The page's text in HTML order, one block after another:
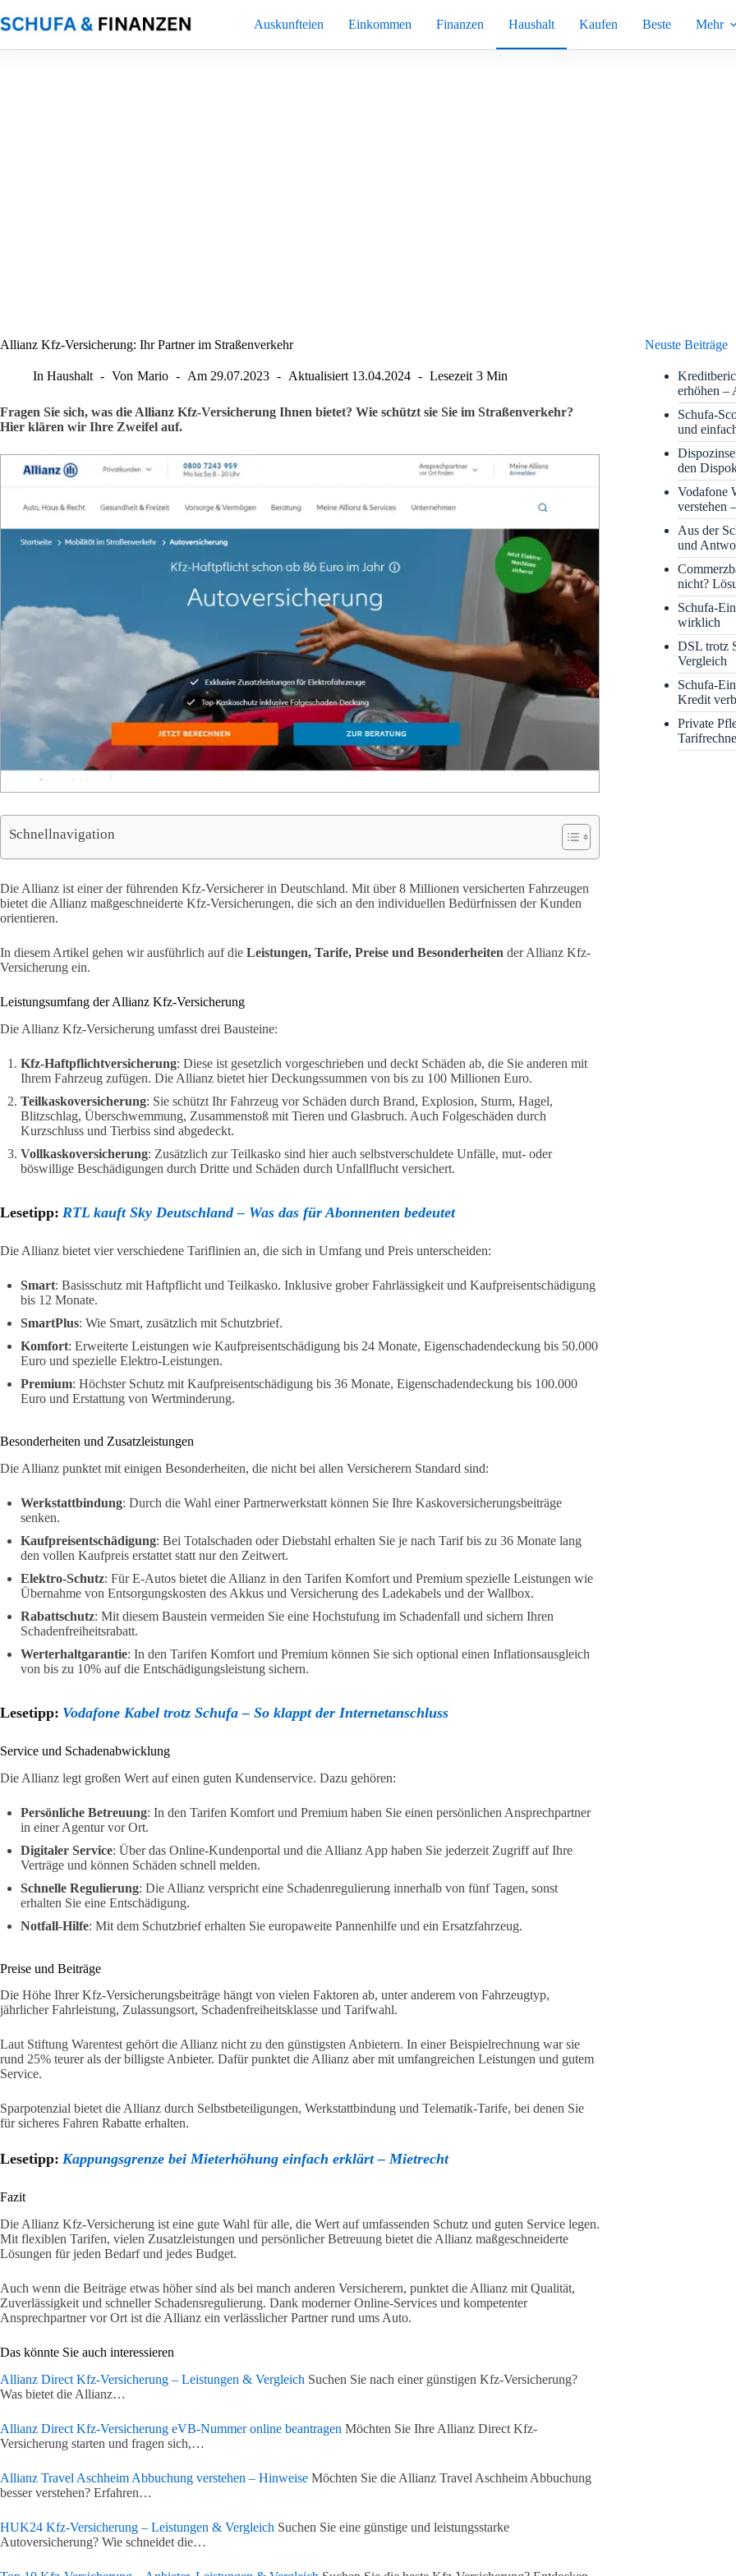
Inhalt
springen
Auskunfteien Einkommen Finanzen Haushalt Kaufen Beste Mehr
Allianz Kfz-Versicherung: Ihr Partner im Straßenverkehr
In Haushalt Von Mario Am 29.07.2023 Aktualisiert 13.04.2024 Lesezeit 3 Min
Fragen Sie sich, was die Allianz Kfz-Versicherung Ihnen bietet? Wie schützt sie Sie im Straßenverkehr?
Hier klären wir Ihre Zweifel auf.
Schnellnavigation
Die Allianz ist einer der führenden Kfz-Versicherer in Deutschland. Mit über 8 Millionen versicherten Fahrzeugen
bietet die Allianz maßgeschneiderte Kfz-Versicherungen, die sich an den individuellen Bedürfnissen der Kunden
orientieren.
In diesem Artikel gehen wir ausführlich auf die Leistungen, Tarife, Preise und Besonderheiten der Allianz Kfz-
Versicherung ein.
Leistungsumfang der Allianz Kfz-Versicherung
Die Allianz Kfz-Versicherung umfasst drei Bausteine:
Kfz-Haftpflichtversicherung: Diese ist gesetzlich vorgeschrieben und deckt Schäden ab, die Sie anderen mit
Ihrem Fahrzeug zufügen. Die Allianz bietet hier Deckungssummen von bis zu 100 Millionen Euro.
Teilkaskoversicherung: Sie schützt Ihr Fahrzeug vor Schäden durch Brand, Explosion, Sturm, Hagel,
Blitzschlag, Überschwemmung, Zusammenstoß mit Tieren und Glasbruch. Auch Folgeschäden durch
Kurzschluss und Tierbiss sind abgedeckt.
Vollkaskoversicherung: Zusätzlich zur Teilkasko sind hier auch selbstverschuldete Unfälle, mut- oder
böswillige Beschädigungen durch Dritte und Schäden durch Unfallflucht versichert.
Lesetipp: RTL kauft Sky Deutschland – Was das für Abonnenten bedeutet
Die Allianz bietet vier verschiedene Tariflinien an, die sich in Umfang und Preis unterscheiden:
Smart: Basisschutz mit Haftpflicht und Teilkasko. Inklusive grober Fahrlässigkeit und Kaufpreisentschädigung
bis 12 Monate.
SmartPlus: Wie Smart, zusätzlich mit Schutzbrief.
Komfort: Erweiterte Leistungen wie Kaufpreisentschädigung bis 24 Monate, Eigenschadendeckung bis 50.000
Euro und spezielle Elektro-Leistungen.
Premium: Höchster Schutz mit Kaufpreisentschädigung bis 36 Monate, Eigenschadendeckung bis 100.000
Euro und Erstattung von Wertminderung.
Besonderheiten und Zusatzleistungen
Die Allianz punktet mit einigen Besonderheiten, die nicht bei allen Versicherern Standard sind:
Werkstattbindung: Durch die Wahl einer Partnerwerkstatt können Sie Ihre Kaskoversicherungsbeiträge
senken.
Kaufpreisentschädigung: Bei Totalschaden oder Diebstahl erhalten Sie je nach Tarif bis zu 36 Monate lang
den vollen Kaufpreis erstattet statt nur den Zeitwert.
Elektro-Schutz: Für E-Autos bietet die Allianz in den Tarifen Komfort und Premium spezielle Leistungen wie
Übernahme von Entsorgungskosten des Akkus und Versicherung des Ladekabels und der Wallbox.
Rabattschutz: Mit diesem Baustein vermeiden Sie eine Hochstufung im Schadenfall und sichern Ihren
Schadenfreiheitsrabatt.
Werterhaltgarantie: In den Tarifen Komfort und Premium können Sie sich optional einen Inflationsausgleich
von bis zu 10% auf die Entschädigungsleistung sichern.
Lesetipp: Vodafone Kabel trotz Schufa – So klappt der Internetanschluss
Service und Schadenabwicklung
Die Allianz legt großen Wert auf einen guten Kundenservice. Dazu gehören:
Persönliche Betreuung: In den Tarifen Komfort und Premium haben Sie einen persönlichen Ansprechpartner
in einer Agentur vor Ort.
Digitaler Service: Über das Online-Kundenportal und die Allianz App haben Sie jederzeit Zugriff auf Ihre
Verträge und können Schäden schnell melden.
Schnelle Regulierung: Die Allianz verspricht eine Schadenregulierung innerhalb von fünf Tagen, sonst
erhalten Sie eine Entschädigung.
Notfall-Hilfe: Mit dem Schutzbrief erhalten Sie europaweite Pannenhilfe und ein Ersatzfahrzeug.
Preise und Beiträge
Die Höhe Ihrer Kfz-Versicherungsbeiträge hängt von vielen Faktoren ab, unter anderem von Fahrzeugtyp,
jährlicher Fahrleistung, Zulassungsort, Schadenfreiheitsklasse und Tarifwahl.
Laut Stiftung Warentest gehört die Allianz nicht zu den günstigsten Anbietern. In einer Beispielrechnung war sie
rund 25% teurer als der billigste Anbieter. Dafür punktet die Allianz aber mit umfangreichen Leistungen und gutem
Service.
Sparpotenzial bietet die Allianz durch Selbstbeteiligungen, Werkstattbindung und Telematik-Tarife, bei denen Sie
für sicheres Fahren Rabatte erhalten.
Lesetipp: Kappungsgrenze bei Mieterhöhung einfach erklärt – Mietrecht
Fazit
Die Allianz Kfz-Versicherung ist eine gute Wahl für alle, die Wert auf umfassenden Schutz und guten Service legen.
Mit flexiblen Tarifen, vielen Zusatzleistungen und persönlicher Betreuung bietet die Allianz maßgeschneiderte
Lösungen für jeden Bedarf und jedes Budget.
Auch wenn die Beiträge etwas höher sind als bei manch anderen Versicherern, punktet die Allianz mit Qualität,
Zuverlässigkeit und schneller Schadensregulierung. Dank moderner Online-Services und kompetenter
Ansprechpartner vor Ort ist die Allianz ein verlässlicher Partner rund ums Auto.
Das könnte Sie auch interessieren
Allianz Direct Kfz-Versicherung – Leistungen & Vergleich Suchen Sie nach einer günstigen Kfz-Versicherung?
Was bietet die Allianz…
Allianz Direct Kfz-Versicherung eVB-Nummer online beantragen Möchten Sie Ihre Allianz Direct Kfz-
Versicherung starten und fragen sich,…
Allianz Travel Aschheim Abbuchung verstehen – Hinweise Möchten Sie die Allianz Travel Aschheim Abbuchung
besser verstehen? Erfahren…
HUK24 Kfz-Versicherung – Leistungen & Vergleich Suchen Sie eine günstige und leistungsstarke
Autoversicherung? Wie schneidet die…
Neuste Beiträge
erhöhen –
Schufa-
und
den
Vodafone
verstehen
Aus der
und
nicht?
Schufa-
wirklich
DSL trotz
Vergleich
Schufa-
Kredit
Private